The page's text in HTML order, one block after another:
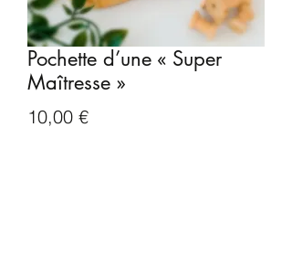
Pochette d’une « Super
Maîtresse »
10,00 €Prix